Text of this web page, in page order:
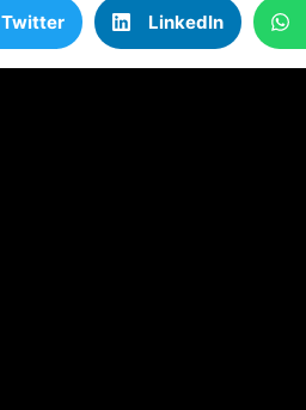
Twitter LinkedIn